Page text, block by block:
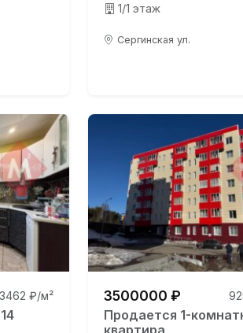
1/1 этаж
Сергинская ул.
₽/м² 3500000 ₽
Продается 1-
квартира